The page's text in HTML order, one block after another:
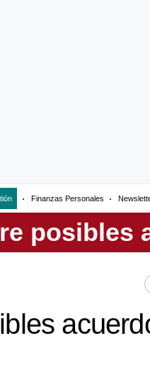
Finanzas Personales